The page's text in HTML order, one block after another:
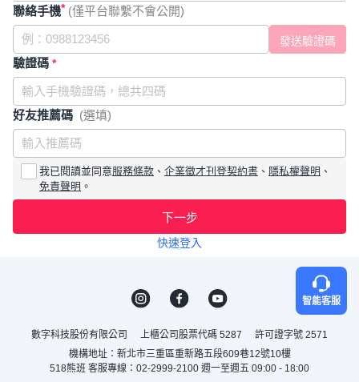
聯絡手機* (僅平台聯繫不會公開)
驗證碼 *
好友推薦碼 (選填)
我已閱讀並同意服務條款 、 企業徵才刊登契約書 、 隱私權聲明 、
免責聲明 。
下一步
快速登入
智能客服
數字科技股份有限公司 上櫃公司股票代碼 5287
許可證字號 2571
機構地址：新北市三重區重新路五段609巷12號10樓
518熊班 客服專線：02-2999-2100 週一至週五 09:00 - 18:00